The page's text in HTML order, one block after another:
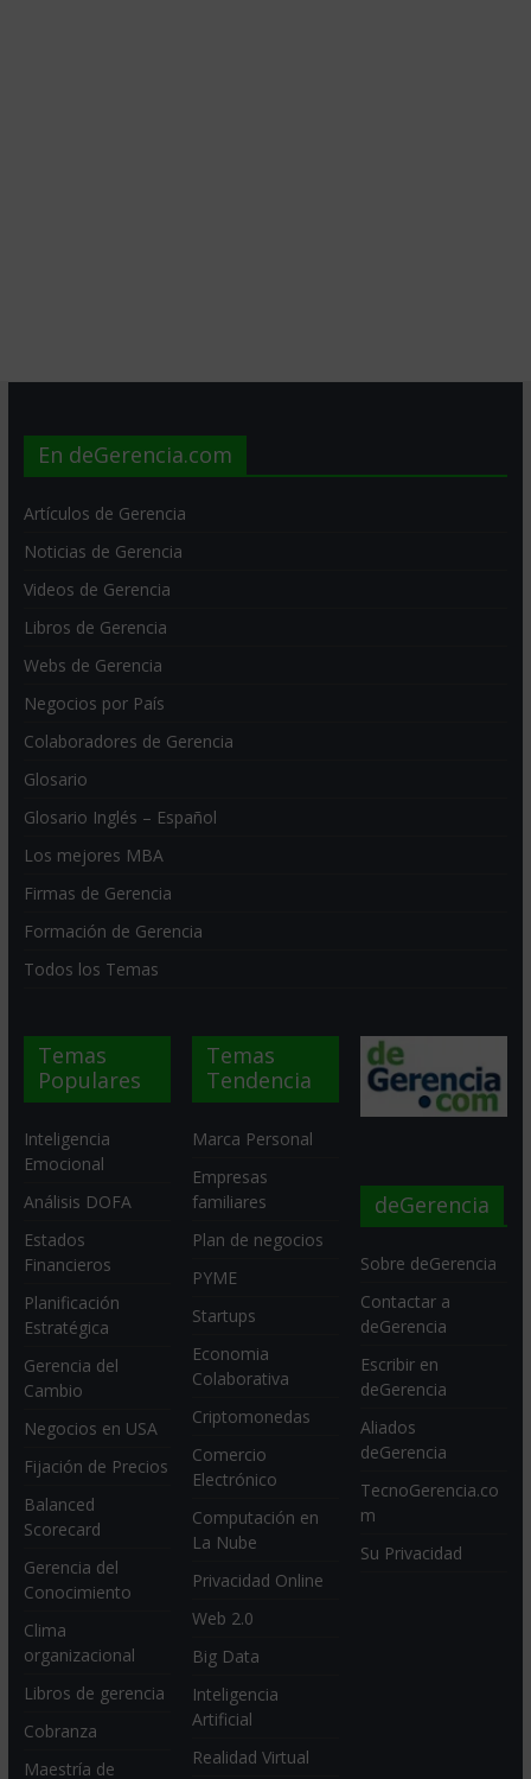
En deGerencia.com
Artículos de Gerencia
Noticias de Gerencia
Videos de Gerencia
Libros de Gerencia
Webs de Gerencia
Negocios por País
Colaboradores de Gerencia
Glosario
Glosario Inglés – Español
Los mejores MBA
Firmas de Gerencia
Formación de Gerencia
Todos los Temas
Temas
Populares
Inteligencia
Emocional
Análisis DOFA
Estados
Financieros
Planificación
Estratégica
Gerencia del
Cambio
Negocios en USA
Fijación de Precios
Balanced
Scorecard
Gerencia del
Conocimiento
Clima
organizacional
Libros de gerencia
Cobranza
Maestría de
Temas
Tendencia
Marca Personal
Empresas
familiares
Plan de negocios
PYME
Startups
Economia
Colaborativa
Criptomonedas
Comercio
Electrónico
Computación en
La Nube
Privacidad Online
Web 2.0
Big Data
Inteligencia
Artificial
Realidad Virtual
deGerencia
Sobre deGerencia
Contactar a
deGerencia
Escribir en
deGerencia
Aliados
deGerencia
TecnoGerencia.co
m
Su Privacidad